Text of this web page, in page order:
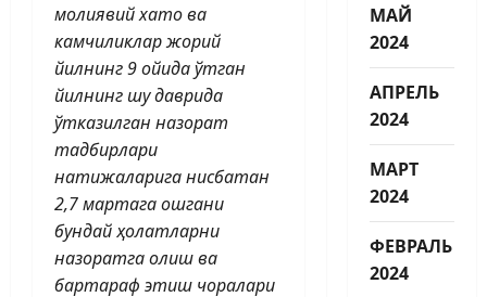
молиявий хато ва
камчиликлар жорий
йилнинг 9 ойида ўтган
йилнинг шу даврида
ўтказилган назорат
тадбирлари
натижаларига нисбатан
2,7 мартага ошгани
бундай ҳолатларни
назоратга олиш ва
бартараф этиш чоралари
МАЙ
2024
АПРЕЛЬ
2024
МАРТ
2024
ФЕВРАЛЬ
2024